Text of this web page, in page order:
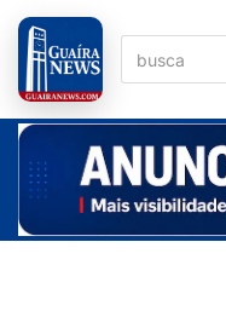
Pular
para
o
conteúdo